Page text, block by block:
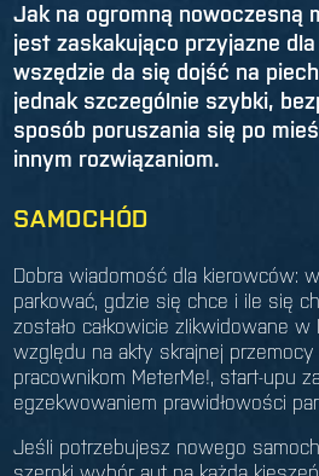
Jak na ogromną nowoczesną
jest zaskakująco przyjazne
wszędzie da się dojść na
jednak szczególnie szybki,
sposób poruszania się po
innym rozwiązaniom.
SAMOCHÓD
Dobra wiadomość dla kierowców:
parkować, gdzie się chce i ile się
zostało całkowicie zlikwidowane
względu na akty skrajnej
pracownikom MeterMe!, start-upu
egzekwowaniem prawidłowości
Jeśli potrzebujesz nowego